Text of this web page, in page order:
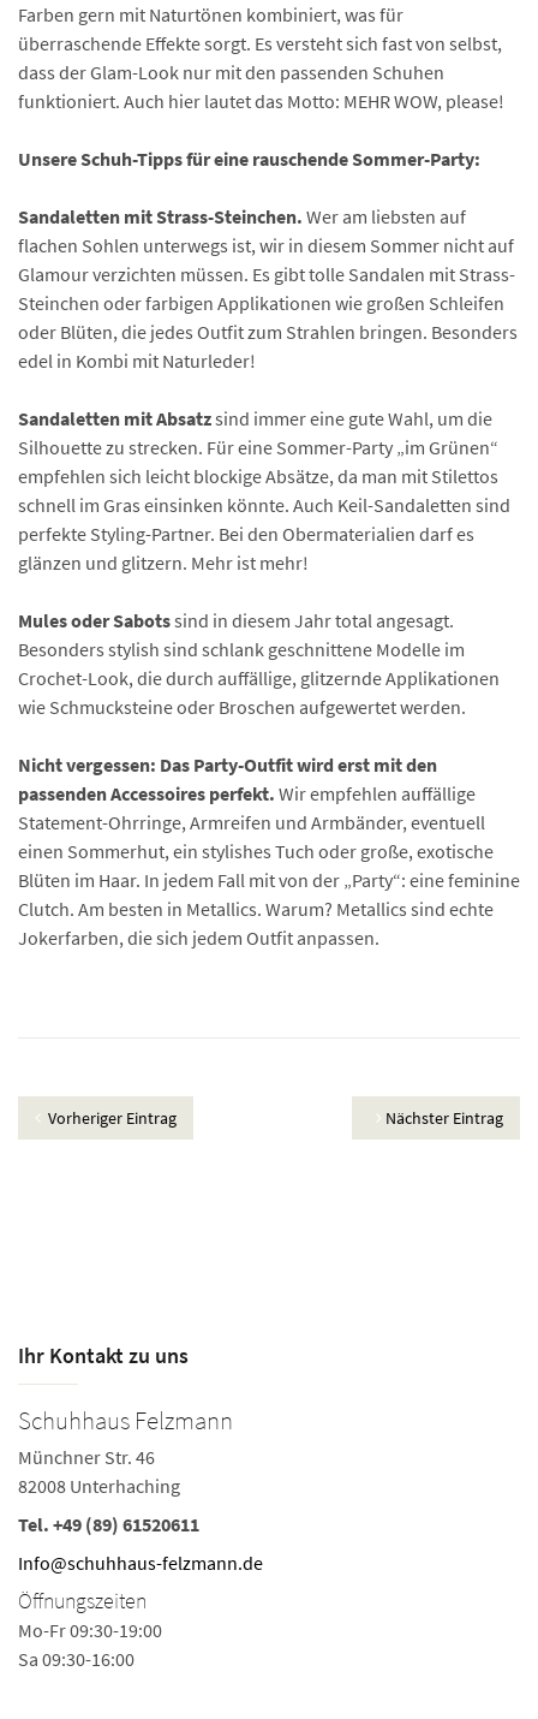
Farben gern mit Naturtönen kombiniert, was für
überraschende Effekte sorgt. Es versteht sich fast von selbst,
dass der Glam-Look nur mit den passenden Schuhen
funktioniert. Auch hier lautet das Motto: MEHR WOW, please!
Unsere Schuh-Tipps für eine rauschende Sommer-Party:
Sandaletten mit Strass-Steinchen. Wer am liebsten auf
flachen Sohlen unterwegs ist, wir in diesem Sommer nicht auf
Glamour verzichten müssen. Es gibt tolle Sandalen mit Strass-
Steinchen oder farbigen Applikationen wie großen Schleifen
oder Blüten, die jedes Outfit zum Strahlen bringen. Besonders
edel in Kombi mit Naturleder!
Sandaletten mit Absatzsind immer eine gute Wahl, um die
Silhouette zu strecken. Für eine Sommer-Party „im Grünen“
empfehlen sich leicht blockige Absätze, da man mit Stilettos
schnell im Gras einsinken könnte. Auch Keil-Sandaletten sind
perfekte Styling-Partner. Bei den Obermaterialien darf es
glänzen und glitzern. Mehr ist mehr!
Mules oder Sabotssind in diesem Jahr total angesagt.
Besonders stylish sind schlank geschnittene Modelle im
Crochet-Look, die durch auffällige, glitzernde Applikationen
wie Schmucksteine oder Broschen aufgewertet werden.
Nicht vergessen: Das Party-Outfit wird erst mit den
passenden Accessoires perfekt. Wir empfehlen auffällige
Statement-Ohrringe, Armreifen und Armbänder, eventuell
einen Sommerhut, ein stylishes Tuch oder große, exotische
Blüten im Haar. In jedem Fall mit von der „Party“: eine feminine
Clutch. Am besten in Metallics. Warum? Metallics sind echte
Jokerfarben, die sich jedem Outfit anpassen.
Vorheriger Eintrag Nächster Eintrag
Ihr Kontakt zu uns
Schuhhaus Felzmann
Münchner Str. 46
82008 Unterhaching
Tel. +49 (89) 61520611
Info@schuhhaus-felzmann.de
Öffnungszeiten
Mo-Fr 09:30-19:00
Sa 09:30-16:00